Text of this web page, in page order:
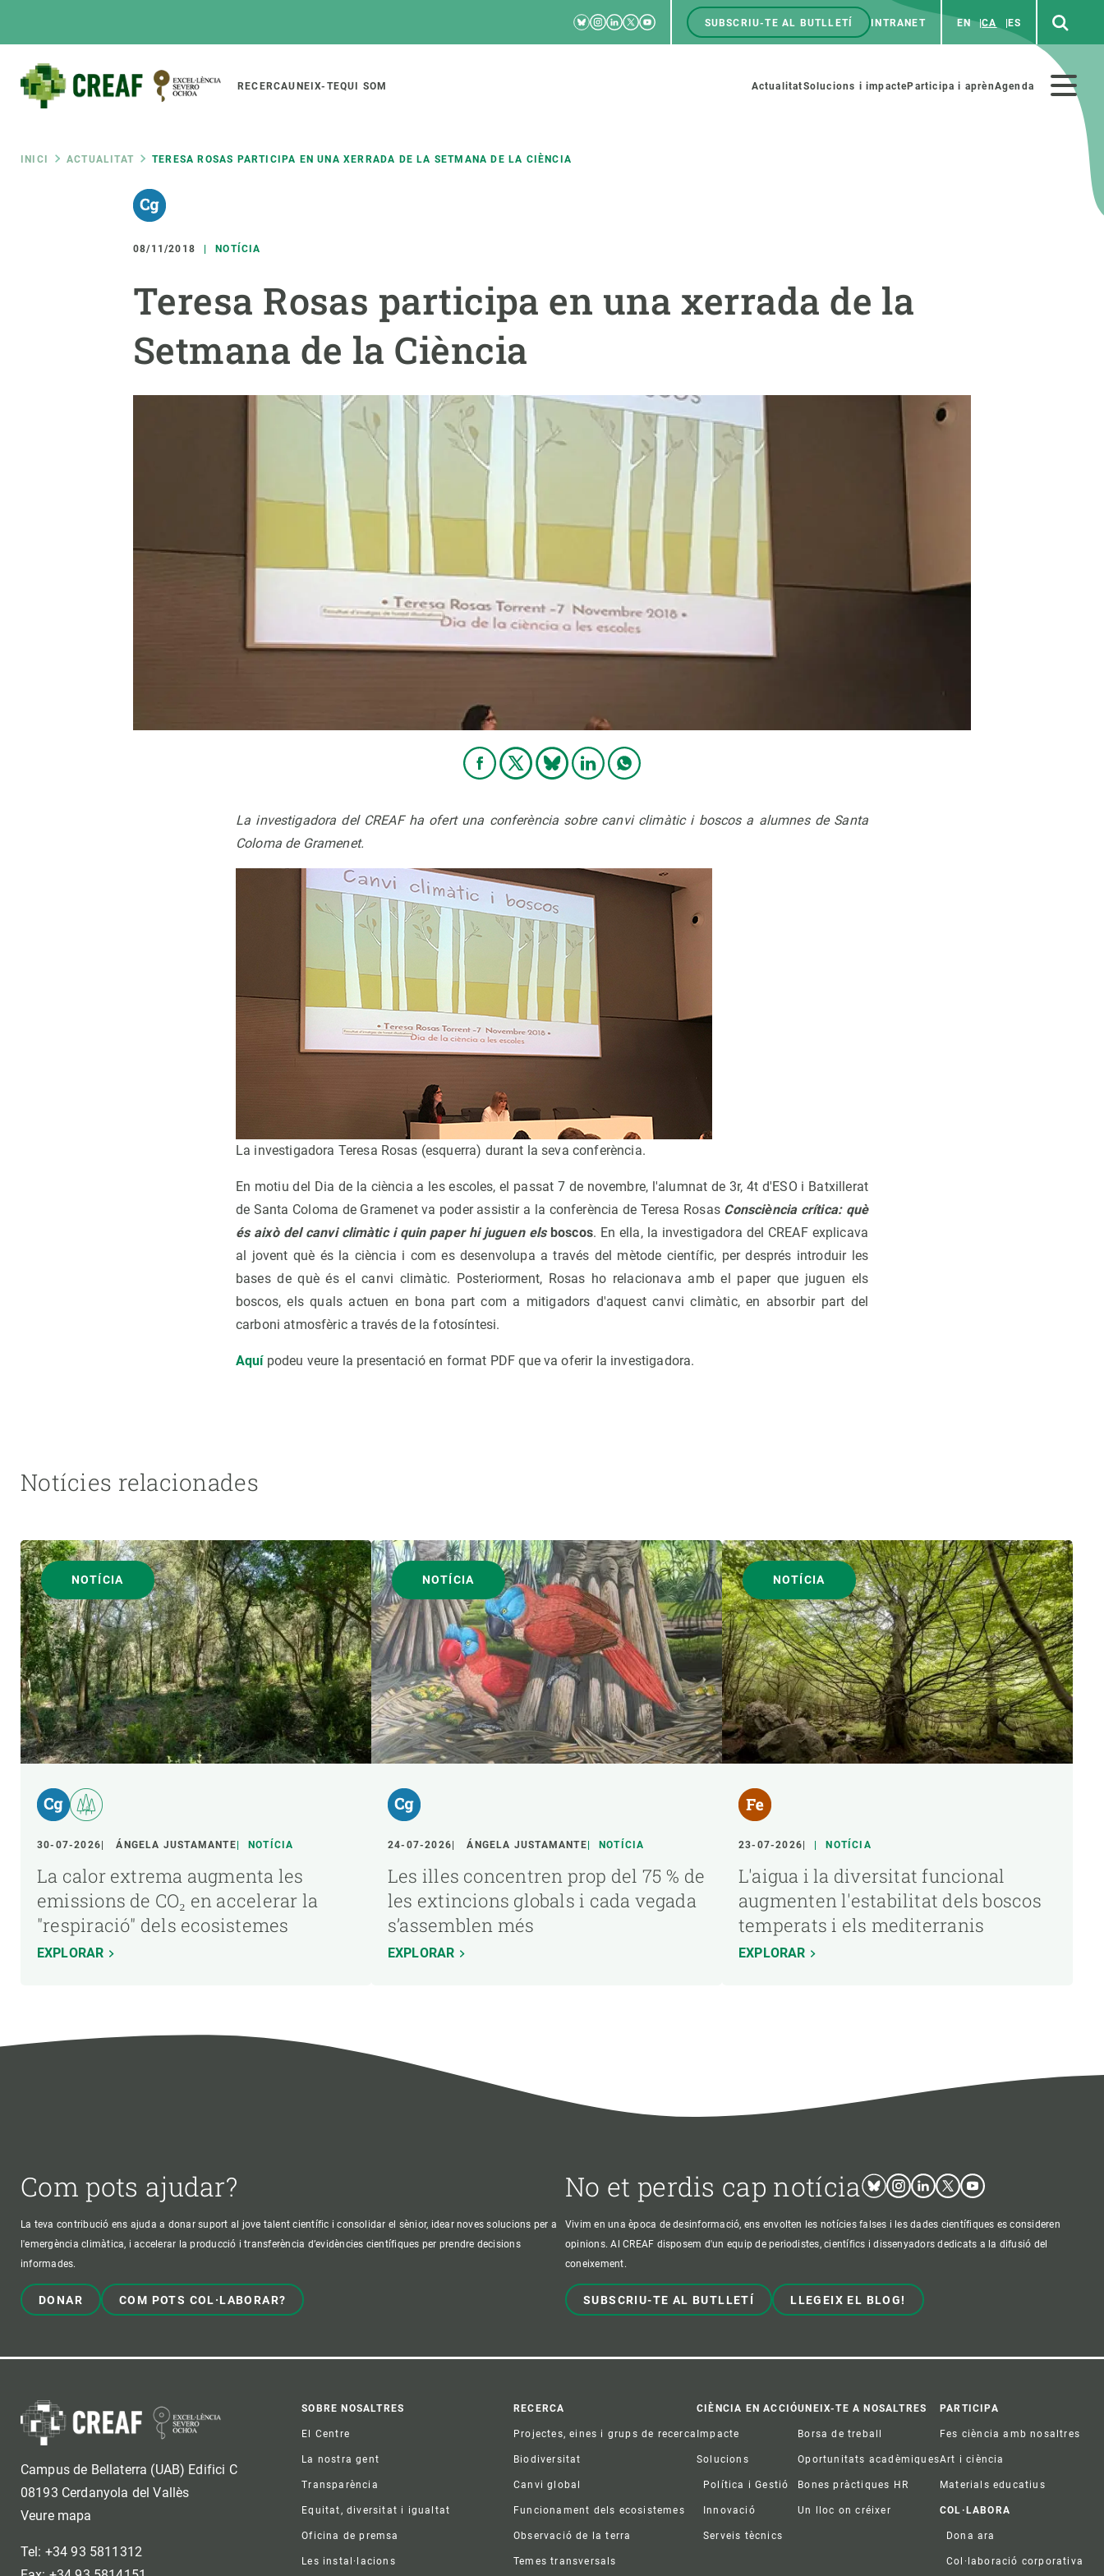
RRSS
Bluesky
Instagram
Linkedin
TwitterYoutube
Menú
SUBSCRIU-TE AL BUTLLETÍ INTRANET EN CA ES
Main
navigation
RECERCAUNEIX-TEQUI SOM
Menú
ActualitatSolucions i impacteParticipa i aprènAgenda
Fil
d'ariadna
INICI ACTUALITAT TERESA ROSAS PARTICIPA EN UNA XERRADA DE LA SETMANA DE LA CIÈNCIA
08/11/2018 NOTÍCIA
Teresa Rosas participa en una xerrada de la
Setmana de la Ciència
La investigadora del CREAF ha ofert una conferència sobre canvi climàtic i boscos a alumnes de Santa
Coloma de Gramenet.
La investigadora Teresa Rosas (esquerra) durant la seva conferència.
En motiu del Dia de la ciència a les escoles, el passat 7 de novembre, l'alumnat de 3r, 4t d'ESO i Batxillerat
de Santa Coloma de Gramenet va poder assistir a la conferència de Teresa Rosas Consciència crítica: què
és això del canvi climàtic i quin paper hi juguen elsboscos. En ella, la investigadora del CREAF explicava
al jovent què és la ciència i com es desenvolupa a través del mètode científic, per després introduir les
bases de què és el canvi climàtic. Posteriorment, Rosas ho relacionava amb el paper que juguen els
boscos, els quals actuen en bona part com a mitigadors d'aquest canvi climàtic, en absorbir part del
carboni atmosfèric a través de la fotosíntesi.
Aquípodeu veure la presentació en format PDF que va oferir la investigadora.
Notícies relacionades
NOTÍCIA
30-07-2026 ÁNGELA JUSTAMANTE NOTÍCIA
La calor extrema augmenta les
emissions de CO₂ en accelerar la
"respiració" dels ecosistemes
EXPLORAR
NOTÍCIA
24-07-2026 ÁNGELA JUSTAMANTE NOTÍCIA
Les illes concentren prop del 75 % de
les extincions globals i cada vegada
s’assemblen més
EXPLORAR
NOTÍCIA
23-07-2026 NOTÍCIA
L'aigua i la diversitat funcional
augmenten l'estabilitat dels boscos
temperats i els mediterranis
EXPLORAR
Com pots ajudar?
La teva contribució ens ajuda a donar suport al jove talent científic i consolidar el sènior, idear noves solucions per a
l'emergència climàtica, i accelerar la producció i transferència d’evidències científiques per prendre decisions
informades.
DONAR COM POTS COL·LABORAR?
No et perdis cap notícia BlueskyInstagram
LinkedinTwitterYoutube
Vivim en una època de desinformació, ens envolten les notícies falses i les dades científiques es consideren
opinions. Al CREAF disposem d'un equip de periodistes, científics i dissenyadors dedicats a la difusió del
coneixement.
SUBSCRIU-TE AL BUTLLETÍ LLEGEIX EL BLOG!
Campus de Bellaterra (UAB) Edifici C
08193 Cerdanyola del Vallès
Veure mapa
Tel: +34 93 5811312
Footer
SOBRE NOSALTRES
El Centre
La nostra gent
Transparència
Equitat, diversitat i igualtat
Oficina de premsa
Les instal·lacions
RECERCA
Projectes, eines i grups de recerca
Biodiversitat
Canvi global
Funcionament dels ecosistemes
Observació de la terra
Temes transversals
CIÈNCIA EN ACCIÓ
Impacte
Solucions
Política i Gestió
Innovació
Serveis tècnics
UNEIX-TE A NOSALTRES
Borsa de treball
Oportunitats acadèmiques
Bones pràctiques HR
Un lloc on créixer
PARTICIPA
Fes ciència amb nosaltres
Art i ciència
Materials educatius
COL·LABORA
Dona ara
Col·laboració corporativa
Featured
responsive
Responsive
menu
SOBRE NOSALTRES
Organització institucional
Infraestructures
Biodiversitat
Funcionament dels ecosistemes
Temes transversals
Publicacions
Solucions
Innovació
Política i gestió
Oportunitats acadèmiques
Vine de visitant o sabàtic
Segell de bones pràctiques HRS4R
Un lloc on créixer
Desenvolupament de carrera
Seminaris i activitats internes
T’oferim formació
Fes ciència amb nosaltres Esdeveniments anteriors
Canvi global
Funcionament dels ecosistemes